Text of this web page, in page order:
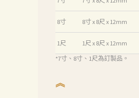
8寸 8寸 x 8尺 x 12mm
1尺
1尺 x 8尺 x 12mm
*7寸、8寸、1尺為訂製品。
︽